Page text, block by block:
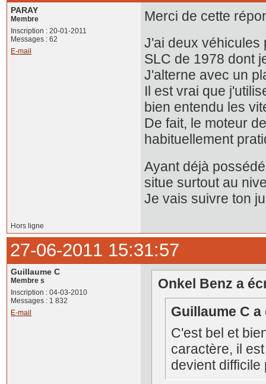
PARAY
Membre
Inscription : 20-01-2011
Messages : 62
E-mail
Merci de cette
J'ai deux véhicules
SLC de 1978 dont
J'alterne avec un
Il est vrai que
bien entendu les
De fait, le moteur
habituellement
Ayant déjà
situe surtout au
Je vais suivre ton
Hors ligne
27-06-2011 15:31:57
Guillaume C
Membre s
Inscription : 04-03-2010
Messages : 1 832
E-mail
Onkel Benz a
Guillaume C
C'est bel et
caractère, il
devient